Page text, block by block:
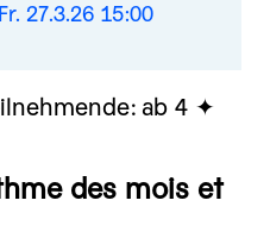
27.3.26 15:00
ab 4
des mois et